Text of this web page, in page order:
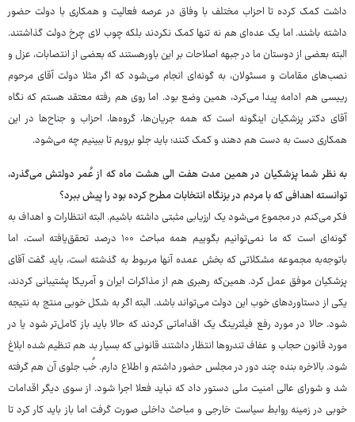
داشت کمک کرده تا احزاب مختلف با وفاق در عرصه فعالیت و همکاری با دولت حضور
داشته باشند. اما یک عده‌ای هم نه تنها کمک نکردند بلکه چوب لای چرخ دولت گذاشتند.
البته بعضی از دوستان ما در جبهه اصلاحات بر این باورهستند که بعضی از انتصابات، عزل و
نصب‌های مقامات و مسئولان، به گونه‌ای انجام می‌شود که اگر مثلا دولت آقای مرحوم
رییسی هم ادامه پیدا می‌کرد، همین وضع بود. اما روی هم رفته معتقد هستم که نگاه
آقای دکتر پزشکیان اینگونه است که همه جریان‌ها، گروه‌ها، احزاب و جناح‌ها در این
همکاری دست به دست هم دهند و کمک کنند؛ باید جلو برویم تا ببینیم چه می‌شود.
به نظر شما پزشکیان در همین مدت هفت الی هشت ماه که از عُمر دولتش می‌گذرد،
توانسته اهدافی که با مردم در بزنگاه انتخابات مطرح کرده بود را پیش ببرد؟
فکر می‌کنم در مجموع می‌شود یک ارزیابی مثبتی داشته باشیم. البته انتظارات و اهداف به
گونه‌ای است که ما نمی‌توانیم بگوییم همه مباحث ۱۰۰ درصد تحقق‌یافته است، اما
باتوجه‌به مجموعه مشکلاتی که بخش عمده آنها مربوط به گذشته است، باید گفت آقای
پزشکیان موفق عمل کرد. همین‌که رهبری هم از مذاکرات ایران و آمریکا پشتیبانی کردند،
یکی از دستاوردهای خوب این دولت می‌تواند باشد. البته اگر به شکل خوبی منتج به نتیجه
شود. حالا در مورد رفع فیلترینگ یک اقداماتی کردند که حالا باید باز کامل‌تر شود یا در
مورد قانون حجاب و عفاف تندروها انتظار داشتند قانونی که بسیار بد هم تنظیم شده ابلاغ
شود. بالاخره بنده چند دور در مجلس حضور داشتم و اطلاع دارم. خُب جلوی آن هم گرفته
شد و شورای عالی امنیت ملی دستور داد که نباید فعلا اجرا شود. از سوی دیگر اقدامات
خوبی در زمینه روابط سیاست خارجی و مباحث داخلی صورت گرفت اما باز باید کار کرد تا